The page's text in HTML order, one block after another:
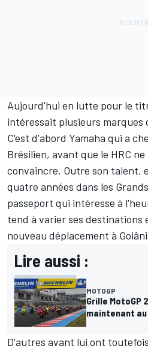
Aujourd'hui en lutte pour le
intéressait plusieurs marques
C'est d'abord Yamaha qui a
Brésilien, avant que le HRC
convaincre. Outre son talent,
quatre années dans les
passeport qui intéresse à
tend à varier ses
nouveau déplacement à
Lire aussi :
MOTOGP
Grille MotoGP
maintenant
D'autres avant lui ont